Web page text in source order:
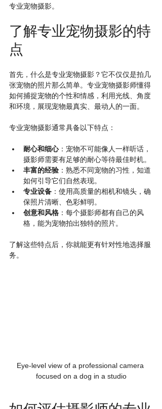
专业宠物摄影。
了解专业宠物摄影的特
点
首先，什么是专业宠物摄影？它不仅仅是拍几
张宠物的照片那么简单。专业宠物摄影师懂得
如何捕捉宠物的个性和情感，利用光线、角度
和环境，展现宠物最真实、最动人的一面。
专业宠物摄影通常具备以下特点：
耐心和细心：宠物不可能像人一样听话，
摄影师需要有足够的耐心等待最佳时机。
丰富的经验 ：熟悉不同宠物的习性，知道
如何引导它们自然表现。
专业设备 ：使用高质量的相机和镜头，确
保照片清晰、色彩鲜明。
创意和风格 ：每个摄影师都有自己的风
格，能为宠物拍出独特的照片。
了解这些特点后，你就能更有针对性地选择服
务。
Eye-level view of a professional camera
focused on a dog in a studio